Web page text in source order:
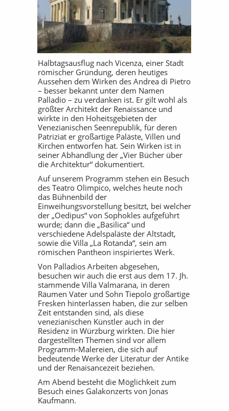
Halbtagsausflug nach Vicenza, einer Stadt
römischer Gründung, deren heutiges
Aussehen dem Wirken des Andrea di Pietro
– besser bekannt unter dem Namen
Palladio – zu verdanken ist. Er gilt wohl als
größter Architekt der Renaissance und
wirkte in den Hoheitsgebieten der
Venezianischen Seenrepublik, für deren
Patriziat er großartige Paläste, Villen und
Kirchen entworfen hat. Sein Wirken ist in
seiner Abhandlung der „Vier Bücher über
die Architektur“ dokumentiert.
Auf unserem Programm stehen ein Besuch
des Teatro Olimpico, welches heute noch
das Bühnenbild der
Einweihungsvorstellung besitzt, bei welcher
der „Oedipus“ von Sophokles aufgeführt
wurde; dann die „Basilica“ und
verschiedene Adelspaläste der Altstadt,
sowie die Villa „La Rotanda“, sein am
römischen Pantheon inspiriertes Werk.
Von Palladios Arbeiten abgesehen,
besuchen wir auch die erst aus dem 17. Jh.
stammende Villa Valmarana, in deren
Räumen Vater und Sohn Tiepolo großartige
Fresken hinterlassen haben, die zur selben
Zeit entstanden sind, als diese
venezianischen Künstler auch in der
Residenz in Würzburg wirkten. Die hier
dargestellten Themen sind vor allem
Programm-Malereien, die sich auf
bedeutende Werke der Literatur der Antike
und der Renaisancezeit beziehen.
Am Abend besteht die Möglichkeit zum
Besuch eines Galakonzerts von Jonas
Kaufmann.